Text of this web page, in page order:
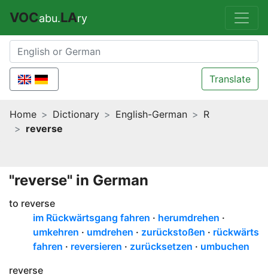
VOCabu.LAry
Translate
Home Dictionary English-German
R
reverse
"reverse" in German
to reverse
im Rückwärtsgang fahren
herumdrehen
umkehren
umdrehen zurückstoßen
rückwärts
fahren
reversieren zurücksetzen
umbuchen
reverse